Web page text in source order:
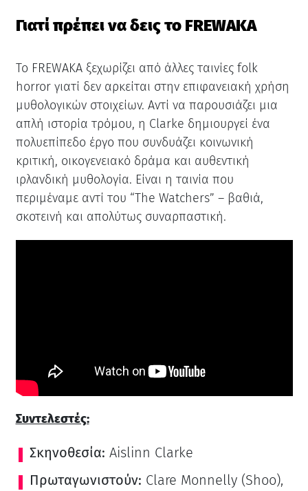
Γιατί πρέπει να δεις το FREWAKA
Το FREWAKA ξεχωρίζει από άλλες ταινίες folk
horror γιατί δεν αρκείται στην επιφανειακή χρήση
μυθολογικών στοιχείων. Αντί να παρουσιάζει μια
απλή ιστορία τρόμου, η Clarke δημιουργεί ένα
πολυεπίπεδο έργο που συνδυάζει κοινωνική
κριτική, οικογενειακό δράμα και αυθεντική
ιρλανδική μυθολογία. Είναι η ταινία που
περιμέναμε αντί του “The Watchers” – βαθιά,
σκοτεινή και απολύτως συναρπαστική.
Συντελεστές:
Σκηνοθεσία: Aislinn Clarke
Πρωταγωνιστούν: Clare Monnelly (Shoo),